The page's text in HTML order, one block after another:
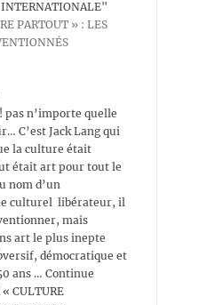
INTERNATIONALE"
PARTOUT » : LES
n’importe quelle
C’est Jack Lang qui
la culture était
était art pour tout le
nom d’un
culturel libérateur, il
mais
art le plus inepte
démocratique et
ans … Continue
CULTURE